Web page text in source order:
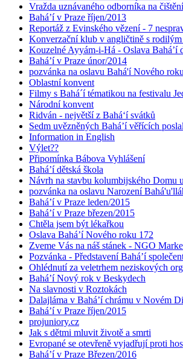
Vražda uznávaného odborníka na
Bahá’í v Praze říjen/2013
Reportáž z Evinského vězení - 7
Konverzační klub v angličtině s
Kouzelné Ayyám-i-Há - Oslava Bahá’í
Bahá’í v Praze únor/2014
pozvánka na oslavu Bahá'í Nového
Oblastní konvent
Filmy s Bahá´í tématikou na festivalu
Národní konvent
Ridván - největší z Bahá‘í svátků
Sedm uvězněných Bahá’í věřících
Information in English
Výlet??
Připomínka Bábova Vyhlášení
Bahá’í dětská škola
Návrh na stavbu kolumbijského Domu
pozvánka na oslavu Narození
Bahá’í v Praze leden/2015
Bahá’í v Praze březen/2015
Chtěla jsem být lékařkou
Oslava Bahá’í Nového roku 172
Zveme Vás na náš stánek - NGO
Pozvánka - Představení Bahá’í
Ohlédnutí za veletrhem neziskových
Bahá’í Nový rok v Beskydech
Na slavnosti v Roztokách
Dalajláma v Bahá’í chrámu v Novém
Bahá’í v Praze říjen/2015
projuniory.cz
Jak s dětmi mluvit životě a smrti
Evropané se otevřeně vyjadřují proti
Bahá’í v Praze Březen/2016